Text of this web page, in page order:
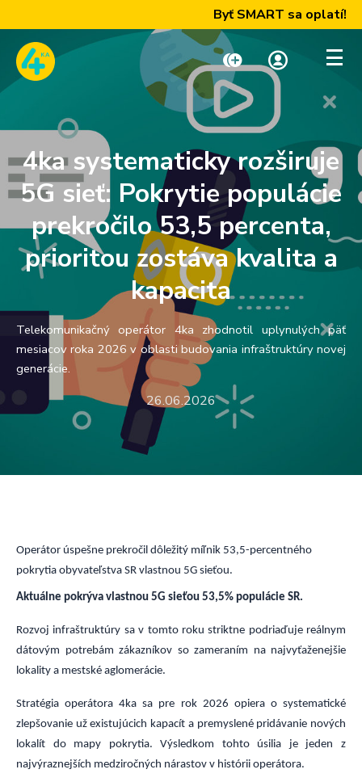
Paušály
Internet a TV
Telefóny a zariadenia
Podpora
Pre Firmy
Byť SMART sa oplatí!
4ka systematicky rozširuje
5G sieť: Pokrytie populácie
prekročilo 53,5 percenta,
prioritou zostáva kvalita a
kapacita
Telekomunikačný operátor 4ka zhodnotil uplynulých päť
mesiacov roka 2026 v oblasti budovania infraštruktúry novej
generácie.
26.06.2026
Operátor úspešne prekročil dôležitý míľnik 53,5-percentného
pokrytia obyvateľstva SR vlastnou 5G sieťou.
Aktuálne pokrýva vlastnou 5G sieťou 53,5% populácie SR.
Rozvoj infraštruktúry sa v tomto roku striktne podriaďuje reálnym
dátovým potrebám zákazníkov so zameraním na najvyťaženejšie
lokality a mestské aglomerácie.
Stratégia operátora 4ka sa pre rok 2026 opiera o systematické
zlepšovanie už existujúcich kapacít a premyslené pridávanie nových
lokalít do mapy pokrytia. Výsledkom tohto úsilia je jeden z
najvýraznejších medziročných nárastov v histórii operátora.